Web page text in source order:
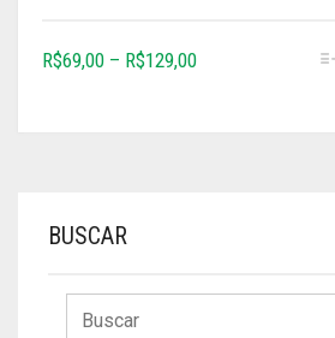
R$69,00 – R$129,00
BUSCAR